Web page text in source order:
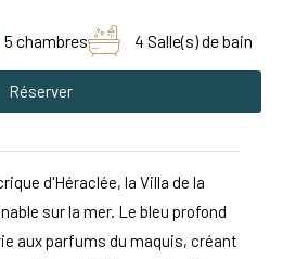
5 chambres 4 Salle(s) de bain
Réserver
d'Héraclée, la Villa de la
sur la mer. Le bleu profond
aux parfums du maquis, créant